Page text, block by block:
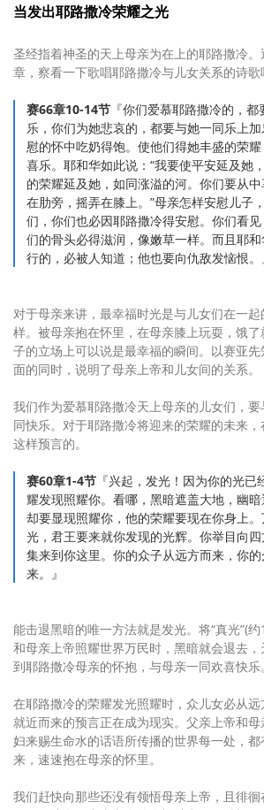
当发出耶路撒冷荣耀之光
圣经指着神圣的天上母亲为在上的耶路撒冷
章，察看一下歌唱耶路撒冷与儿女关系的诗歌
赛66章10-14节 『你们爱慕耶路撒冷的，
乐，你们为她悲哀的，都要与她一同乐上
慰的怀中吃奶得饱。使他们得她丰盛的荣
喜乐。耶和华如此说：“我要使平安延及她
的荣耀延及她，如同涨溢的河。你们要从
在肋旁，摇弄在膝上。”母亲怎样安慰儿子
们，你们也必因耶路撒冷得安慰。你们看
们的骨头必得滋润，像嫩草一样。而且耶
行的，必被人知道；他也要向仇敌发恼恨。
对于母亲来讲，最幸福时光是与儿女们在一
样。被母亲抱在怀里，在母亲膝上玩耍，饿
子的立场上可以说是最幸福的瞬间。以赛亚
面的同时，说明了母亲上帝和儿女间的关系。
我们作为爱慕耶路撒冷天上母亲的儿女们，
同快乐。对于耶路撒冷将迎来的荣耀的未来
这样预言的。
赛60章1-4节 『兴起，发光！因为你的光
耀发现照耀你。看哪，黑暗遮盖大地，幽
却要显现照耀你，他的荣耀要现在你身上
光，君王要来就你发现的光辉。你举目向
集来到你这里。你的众子从远方而来，你
来。』
能击退黑暗的唯一方法就是发光。将“真光”(
和母亲上帝照耀世界万民时，黑暗就会退去
到耶路撒冷母亲的怀抱，与母亲一同欢喜快乐。
在耶路撒冷的荣耀发光照耀时，众儿女必从
就近而来的预言正在成为现实。父亲上帝和
妇来赐生命水的话语所传播的世界每一处，
来，速速抱在母亲的怀里。
我们赶快向那些还没有领悟母亲上帝，且徘